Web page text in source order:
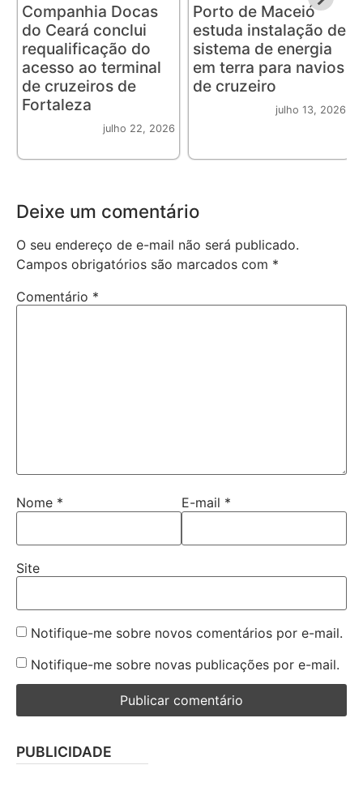
Companhia Docas
do Ceará conclui
requalificação do
acesso ao terminal
de cruzeiros de
Fortaleza
julho 22, 2026
Porto de Maceió
estuda instalação de
sistema de energia
em terra para navios
de cruzeiro
julho 13, 2026
Deixe um comentário
O seu endereço de e-mail não será publicado.
Campos obrigatórios são marcados com *
Comentário *
Nome * E-mail *
Site
Notifique-me sobre novos comentários por e-mail.
Notifique-me sobre novas publicações por e-mail.
PUBLICIDADE